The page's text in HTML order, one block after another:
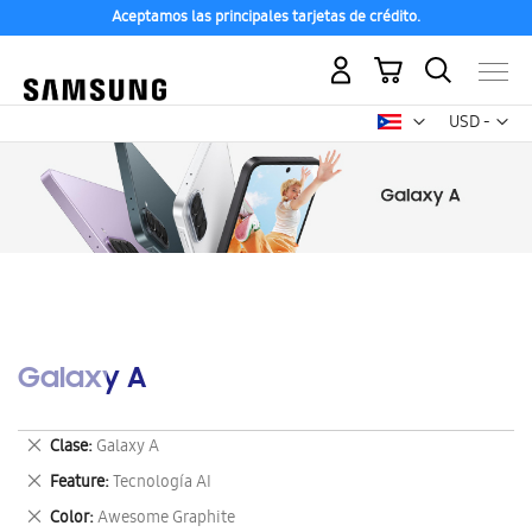
Aceptamos las principales tarjetas de crédito.
USD -
dólar
Mi carrito
Galaxy A
Clase Galaxy A
Eliminar
este
artículo
Feature Tecnología AI
Eliminar
este
Color Awesome Graphite
Eliminar